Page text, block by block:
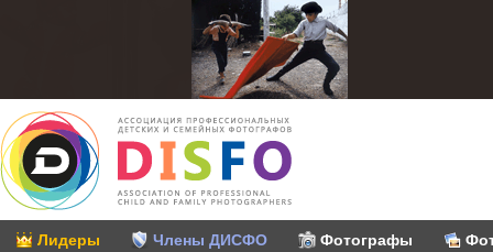
Лидеры Члены ДИСФО Фотографы